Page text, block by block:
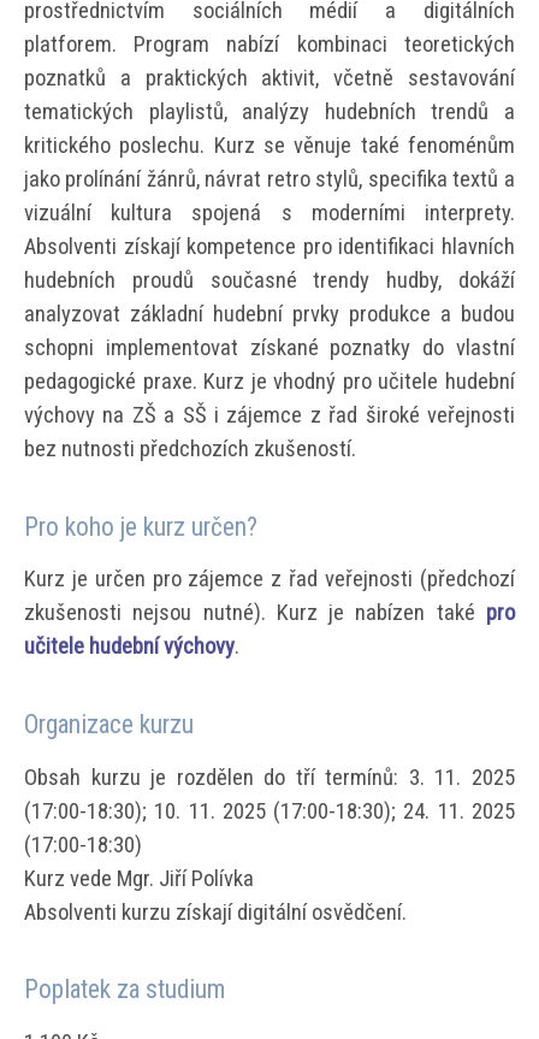
prostřednictvím sociálních médií a digitálních
platforem. Program nabízí kombinaci teoretických
poznatků a praktických aktivit, včetně sestavování
tematických playlistů, analýzy hudebních trendů a
kritického poslechu. Kurz se věnuje také fenoménům
jako prolínání žánrů, návrat retro stylů, specifika textů a
vizuální kultura spojená s moderními interprety.
Absolventi získají kompetence pro identifikaci hlavních
hudebních proudů současné trendy hudby, dokáží
analyzovat základní hudební prvky produkce a budou
schopni implementovat získané poznatky do vlastní
pedagogické praxe. Kurz je vhodný pro učitele hudební
výchovy na ZŠ a SŠ i zájemce z řad široké veřejnosti
bez nutnosti předchozích zkušeností.
Pro koho je kurz určen?
Kurz je určen pro zájemce z řad veřejnosti (předchozí
zkušenosti nejsou nutné). Kurz je nabízen také pro
učitele hudební výchovy.
Organizace kurzu
Obsah kurzu je rozdělen do tří termínů: 3. 11. 2025
(17:00-18:30); 10. 11. 2025 (17:00-18:30); 24. 11. 2025
(17:00-18:30)
Kurz vede Mgr. Jiří Polívka
Absolventi kurzu získají digitální osvědčení.
Poplatek za studium